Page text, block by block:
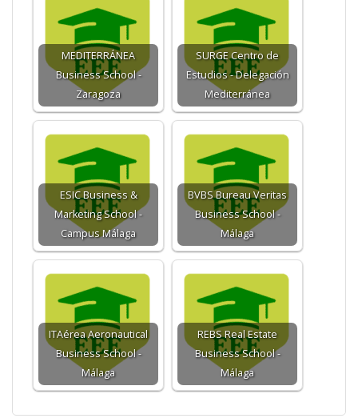
MEDITERRÁNEA
Business School -
Zaragoza
SURGE Centro de
Estudios - Delegación
Mediterránea
ESIC Business &
Marketing School -
Campus Málaga
BVBS Bureau Veritas
Business School -
Málaga
ITAérea Aeronautical
Business School -
Málaga
REBS Real Estate
Business School -
Málaga